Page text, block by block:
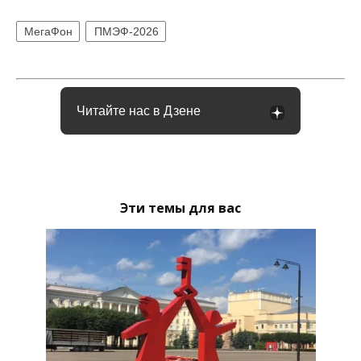
МегаФон ПМЭФ-2026
Читайте нас в Дзене
Эти темы для вас